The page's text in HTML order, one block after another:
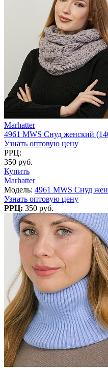
Marhatter
4961 MWS Снуд женский
Узнать оптовую цену
РРЦ:
350 руб.
Купить
Marhatter
Модель: 4961 MWS Снуд
Узнать оптовую цену
РРЦ: 350 руб.